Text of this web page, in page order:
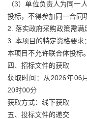
（3）单位负责人为同一
投标，不得参加同一合同
2. 落实政府采购政策需满
3. 本项目的特定资格要求
本项目不允许联合体投标。
四、招标文件的获取
获取时间：从2026年06
20时00分
获取方式：线下获取
五、投标文件的递交